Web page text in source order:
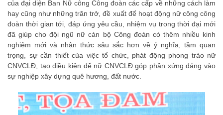
của đại diện Ban Nữ công Công đoàn các cấp về những cách làm
hay cũng như những trăn trở, đề xuất để hoạt động nữ công công
đoàn thời gian tới, đáp ứng yêu cầu, nhiệm vụ trong thời đại mới
đã giúp cho đội ngũ nữ cán bộ Công đoàn có thêm nhiều kinh
nghiệm mới và nhận thức sâu sắc hơn về ý nghĩa, tầm quan
trọng, sự cần thiết của việc tổ chức, phát động phong trào nữ
CNVCLĐ, tạo điều kiện để nữ CNVCLĐ góp phần xứng đáng vào
sự nghiệp xây dựng quê hương, đất nước.